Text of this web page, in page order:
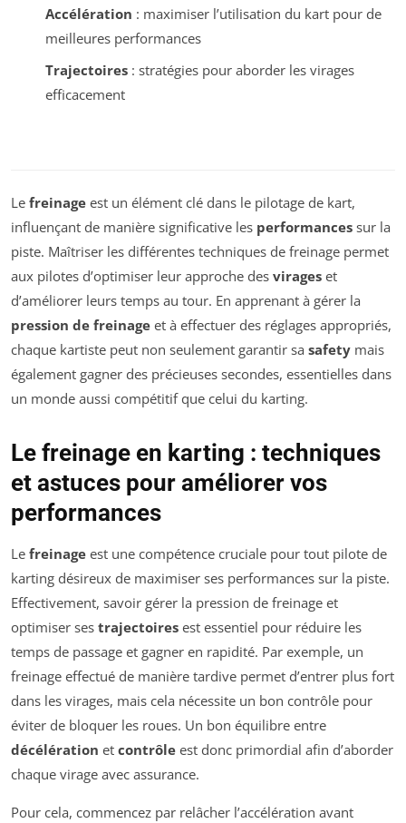
Accélération : maximiser l’utilisation du kart pour de
meilleures performances
Trajectoires: stratégies pour aborder les virages
efficacement
Le freinage est un élément clé dans le pilotage de kart,
influençant de manière significative les performances sur la
piste. Maîtriser les différentes techniques de freinage permet
aux pilotes d’optimiser leur approche des virages et
d’améliorer leurs temps au tour. En apprenant à gérer la
pression de freinage et à effectuer des réglages appropriés,
chaque kartiste peut non seulement garantir sa safety mais
également gagner des précieuses secondes, essentielles dans
un monde aussi compétitif que celui du karting.
Le freinage en karting : techniques
et astuces pour améliorer vos
performances
Le freinage est une compétence cruciale pour tout pilote de
karting désireux de maximiser ses performances sur la piste.
Effectivement, savoir gérer la pression de freinage et
optimiser ses trajectoires est essentiel pour réduire les
temps de passage et gagner en rapidité. Par exemple, un
freinage effectué de manière tardive permet d’entrer plus fort
dans les virages, mais cela nécessite un bon contrôle pour
éviter de bloquer les roues. Un bon équilibre entre
décélération et contrôle est donc primordial afin d’aborder
chaque virage avec assurance.
Pour cela, commencez par relâcher l’accélération avant